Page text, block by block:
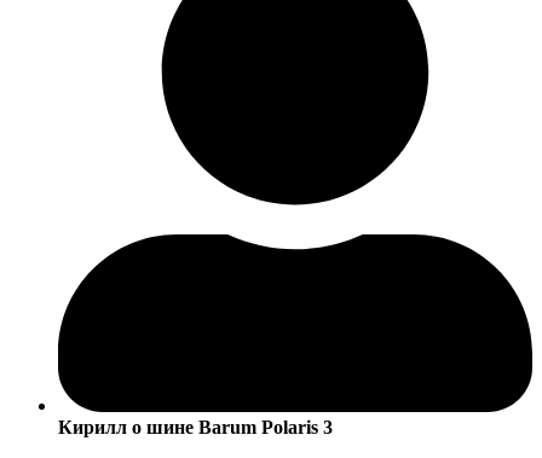
Кирилл о шине Barum Polaris 3